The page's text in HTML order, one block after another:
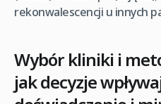
rekonwalescencji u innych
Wybór kliniki i
jak decyzje